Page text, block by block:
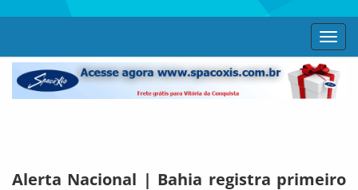
Alerta Nacional | Bahia registra primeiro